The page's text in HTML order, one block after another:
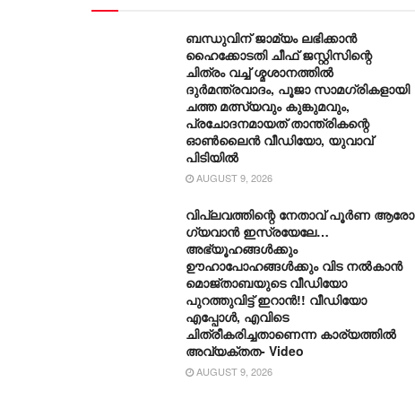
ബന്ധുവിന് ജാമ്യം ലഭിക്കാന്‍
ഹൈക്കോടതി ചീഫ് ജസ്റ്റിസിന്റെ
ചിത്രം വച്ച് ശ്മശാനത്തില്‍
ദുര്‍മന്ത്രവാദം, പൂജാ സാമഗ്രികളായി
ചത്ത മത്സ്യവും കുങ്കുമവും,
പ്രചോദനമായത് താന്ത്രികന്റെ
ഓണ്‍ലൈന്‍ വീഡിയോ, യുവാവ്
പിടിയില്‍
AUGUST 9, 2026
വിപ്ലവത്തിന്റെ നേതാവ് പൂർണ ആരോ​
ഗ്യവാൻ ഇസ്രയേലേ…
അഭ്യൂഹങ്ങൾക്കും
ഊഹാപോഹങ്ങൾക്കും വിട നൽകാൻ
മൊജ്താബയുടെ വീഡിയോ
പുറത്തുവിട്ട് ഇറാൻ!! വീഡിയോ
എപ്പോൾ, എവിടെ
ചിത്രീകരിച്ചതാണെന്ന കാര്യത്തിൽ
അവ്യക്തത- Video
AUGUST 9, 2026